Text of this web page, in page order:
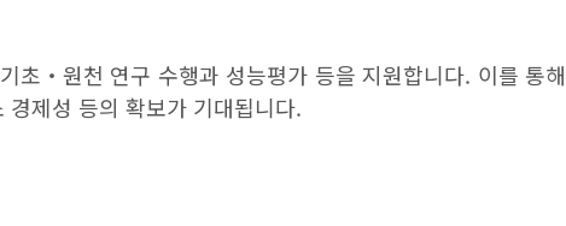
기초 ‧ 원천 연구 수행과 성능평가 등을 지원합니다. 이를 통해
제성 등의 확보가 기대됩니다.